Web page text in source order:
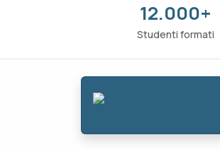
12.000+
Studenti formati